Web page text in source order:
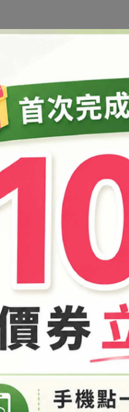
(頭狀薰衣草)
～4滴精油，使室內充滿芳香。
可視水量多寡調整精油使用量）
基底油按摩身體。
室或衣櫃驅蟲並使空間充滿天然
。
關緊，並請遠離火源，避免孩童
停止使用。
參考相關書籍。